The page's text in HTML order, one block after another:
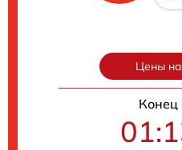
Цены
Конец